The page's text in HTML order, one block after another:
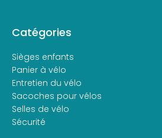
Catégories
Sièges enfants
Panier à vélo
Entretien du vélo
Sacoches pour vélos
Selles de vélo
Sécurité